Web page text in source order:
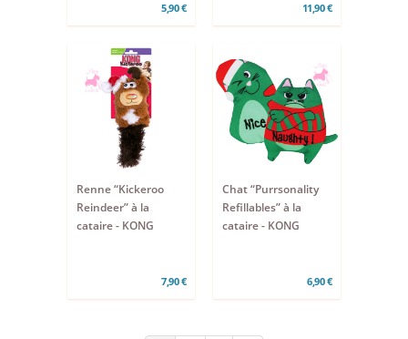
5,90 € 11,90 €
Renne “Kickeroo
Reindeer” à la
cataire - KONG
7,90 €
Chat “Purrsonality
Refillables” à la
cataire - KONG
6,90 €